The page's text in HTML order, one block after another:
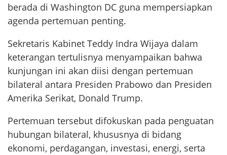
berada di Washington DC guna mempersiapkan
agenda pertemuan penting.
Sekretaris Kabinet Teddy Indra Wijaya dalam
keterangan tertulisnya menyampaikan bahwa
kunjungan ini akan diisi dengan pertemuan
bilateral antara Presiden Prabowo dan Presiden
Amerika Serikat, Donald Trump.
Pertemuan tersebut difokuskan pada penguatan
hubungan bilateral, khususnya di bidang
ekonomi, perdagangan, investasi, energi, serta